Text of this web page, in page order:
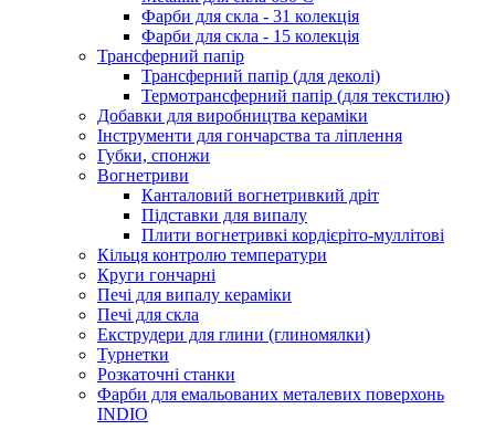
Фарби для скла - 31 колекція
Фарби для скла - 15 колекція
Трансферний папір
Трансферний папір (для деколі)
Термотрансферний папір (для текстилю)
Добавки для виробництва кераміки
Інструменти для гончарства та ліплення
Губки, спонжи
Вогнетриви
Канталовий вогнетривкий дріт
Підставки для випалу
Плити вогнетривкі кордієріто-муллітові
Кільця контролю температури
Круги гончарні
Печі для випалу кераміки
Печі для скла
Екструдери для глини (глиномялки)
Турнетки
Розкаточні станки
Фарби для емальованих металевих поверхонь
INDIO